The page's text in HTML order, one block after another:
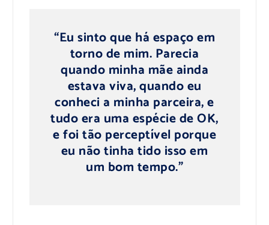
“Eu sinto que há espaço em
torno de mim. Parecia
quando minha mãe ainda
estava viva, quando eu
conheci a minha parceira, e
tudo era uma espécie de OK,
e foi tão perceptível porque
eu não tinha tido isso em
um bom tempo.”